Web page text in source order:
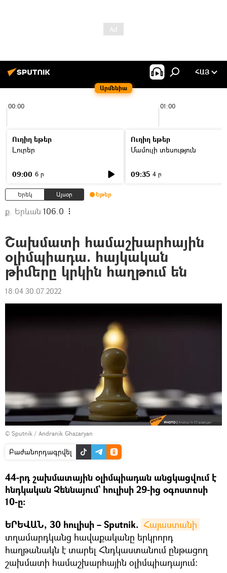
Արմենիա
ՀԱՅ
00:00 01:00
Ուղիղ եթեր
Լուրեր
09:00 6 ր
Ուղիղ եթեր
Մամուլի տեսություն
09:35 4 ր
Երեկ Այսօր Եթեր
ք. Երևան 106.0
Շախմատի համաշխարհային
օլիմպիադա. հայկական
թիմերը կրկին հաղթում են
18:04 30.07.2022
© Sputnik / Andranik Ghazaryan
Բաժանորդագրվել
44-րդ շախմատային օլիմպիադան անցկացվում է
հնդկական Չեննայում` հուլիսի 29-ից օգոստոսի
10-ը։
ԵՐԵՎԱՆ, 30 հուլիսի – Sputnik. Հայաստանի
տղամարդկանց հավաքականը երկրորդ
հաղթանակն է տարել Հնդկաստանում ընթացող
շախմատի համաշխարհային օլիմպիադայում։